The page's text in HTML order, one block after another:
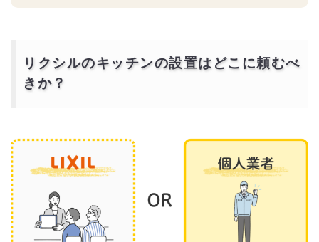
リクシルのキッチンの設置はどこに頼むべ
きか？